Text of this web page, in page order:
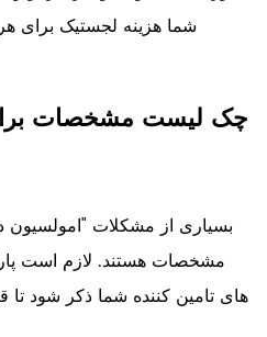
شما هزینه لجستیک برای
چک لیست مشخصات
بسیاری از مشکلات "امولسیون
مشخصات هستند. لازم است